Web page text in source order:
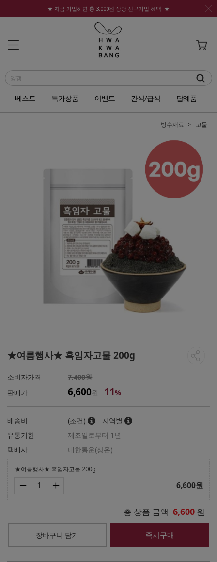
★ 지금 가입하면 총 3,000원 상당 신규가입 혜택! ★
베스트 특가상품 이벤트 간식/급식 답례품
빙수재료 고물
★여름행사★ 흑임자고물 200g
소비자가격
7,400원
판매가
6,600원 11%
배송비 (조건)
지역별
유통기한
제조일로부터 1년
택배사
대한통운(상온)
★여름행사★ 흑임자고물 200g
6,600원
총 상품 금액 6,600 원
장바구니 담기 즉시구매